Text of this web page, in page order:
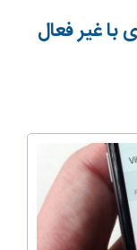
با غیر فعال